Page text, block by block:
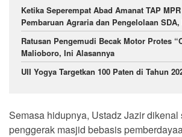
Ketika Seperempat Abad Amanat TAP
Pembaruan Agraria dan Pengelolaan SDA,
Ratusan Pengemudi Becak Motor Protes
Malioboro, Ini Alasannya
UII Yogya Targetkan 100 Paten di Tahun
Semasa hidupnya, Ustadz Jazir dikenal
penggerak masjid bebasis